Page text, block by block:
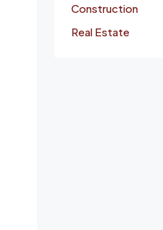
Construction
Real Estate